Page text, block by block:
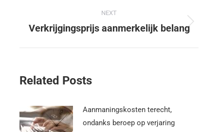
NEXT
Verkrijgingsprijs aanmerkelijk belang
Related Posts
Aanmaningskosten terecht,
ondanks beroep op verjaring